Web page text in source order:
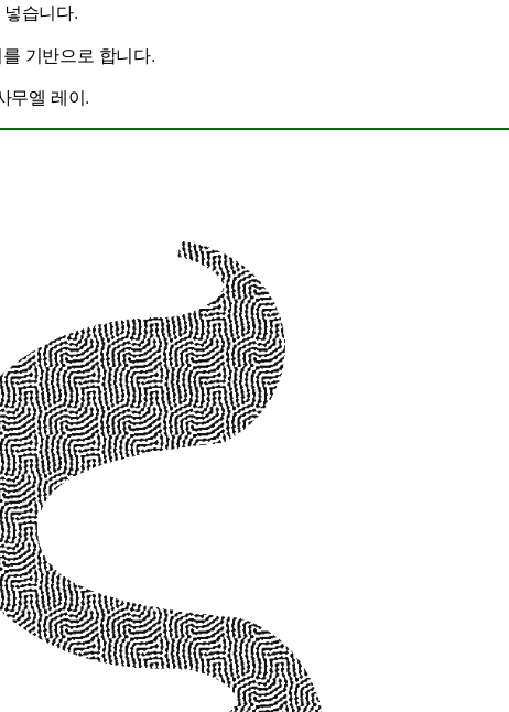
습니다.
기반으로 합니다.
무엘 레이 .